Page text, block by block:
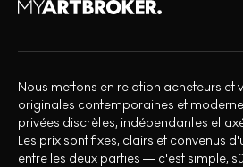
Nous mettons en relation acheteurs et
originales contemporaines et
privées discrètes, indépendantes et
Les prix sont fixes, clairs et convenus
entre les deux parties — c'est simple,